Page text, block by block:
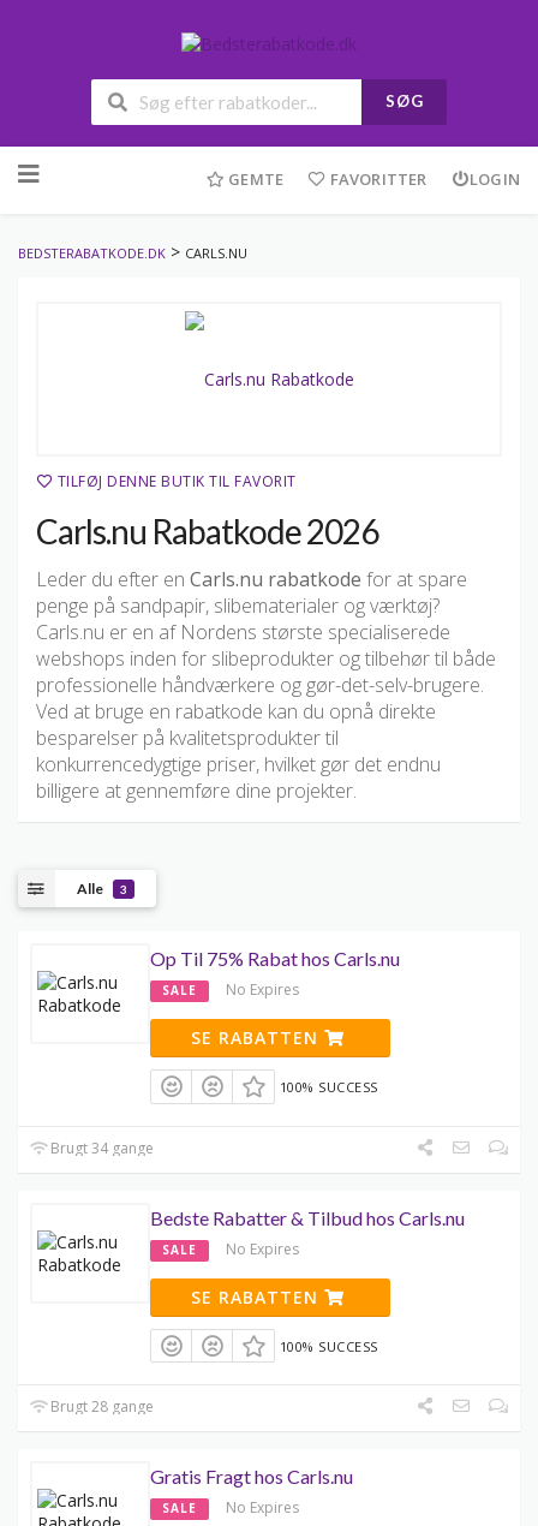
SØG
to
GEMTE FAVORITTER LOGIN
BEDSTERABATKODE.DK > CARLS.NU
TILFØJ DENNE BUTIK TIL FAVORIT
Carls.nu Rabatkode 2026
Leder du efter en Carls.nu rabatkode for at spare
penge på sandpapir, slibematerialer og værktøj?
Carls.nu er en af Nordens største specialiserede
webshops inden for slibeprodukter og tilbehør til både
professionelle håndværkere og gør-det-selv-brugere.
Ved at bruge en rabatkode kan du opnå direkte
besparelser på kvalitetsprodukter til
konkurrencedygtige priser, hvilket gør det endnu
billigere at gennemføre dine projekter.
Alle 3
Op Til 75% Rabat hos Carls.nu
SALE No Expires
SE RABATTEN
100% SUCCESS
Brugt 34 gange
Bedste Rabatter & Tilbud hos Carls.nu
SALE No Expires
SE RABATTEN
100% SUCCESS
Brugt 28 gange
Gratis Fragt hos Carls.nu
SALE No Expires